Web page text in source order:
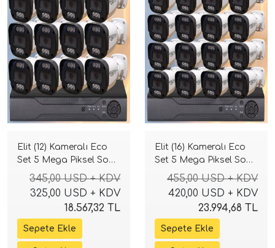
Elit (12) Kameralı Eco
Set 5 Mega Piksel Sony
Lensli Full HD Gece
Görüşlü Güvenlik
Kamerası Sistemi
345,00 USD + KDV
325,00 USD + KDV
18.567,32 TL
Elit (16) Kameralı Eco
Set 5 Mega Piksel Sony
Lensli Full HD Gece
Görüşlü Güvenlik
Kamerası Sistemi
455,00 USD + KDV
420,00 USD + KDV
23.994,68 TL